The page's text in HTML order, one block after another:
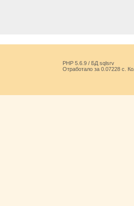
PHP 5.6.9 / БД sqlsrv
Отработало за 0.07228 с.